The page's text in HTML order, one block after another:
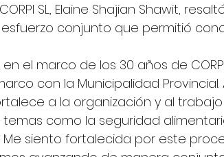
SL, Elaine Shajian Shawit,
conjunto que permitió
el marco de los 30 años de
con la Municipalidad
a la organización y al
como la seguridad
siento fortalecida por este